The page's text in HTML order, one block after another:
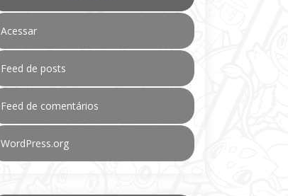
Acessar
Feed de posts
Feed de comentários
WordPress.org